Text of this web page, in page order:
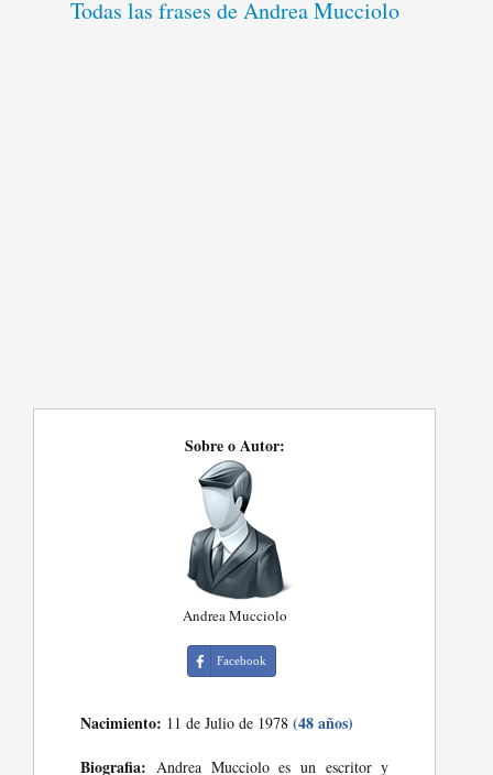
Todas las frases de Andrea Mucciolo
Sobre o Autor:
Andrea Mucciolo
Facebook
Nacimiento: 11 de Julio de 1978(48 años)
Biografia: Andrea Mucciolo es un escritor y